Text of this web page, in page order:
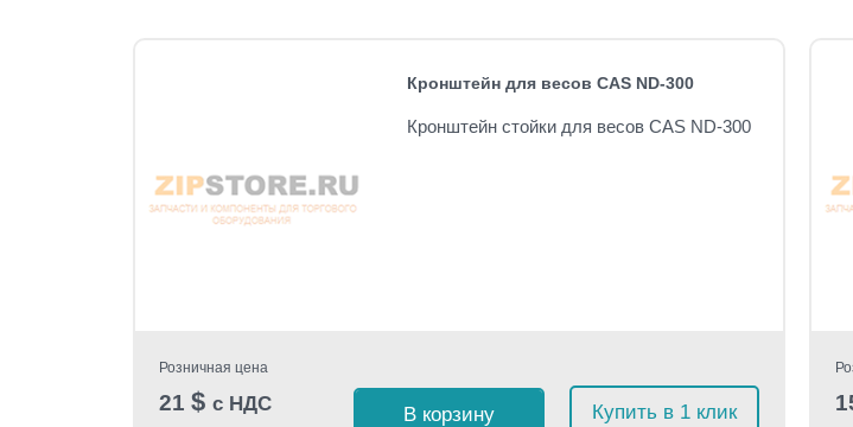
Кронштейн для весов CAS ND-300
Кронштейн стойки для весов CAS ND-300
Розничная цена
21 $ с НДС В корзину Купить в 1 клик